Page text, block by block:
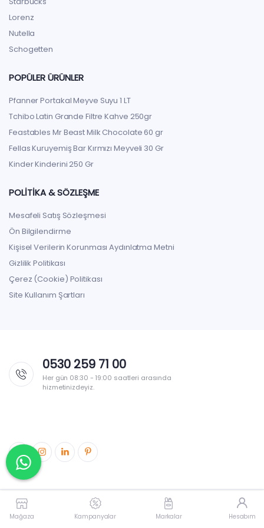
Mağaza Kampanyalar Markalar Hesabım
Lorenz
Nutella
Schogetten
POPÜLER ÜRÜNLER
Pfanner Portakal Meyve Suyu 1 LT
Tchibo Latin Grande Filtre Kahve 250gr
Feastables Mr Beast Milk Chocolate 60 gr
Fellas Kuruyemiş Bar Kırmızı Meyveli 30 Gr
Kinder Kinderini 250 Gr
POLITIKA & SÖZLEŞME
Mesafeli Satış Sözleşmesi
Ön Bilgilendirme
Kişisel Verilerin Korunması Aydınlatma Metni
Gizlilik Politikası
Çerez (Cookie) Politikası
Site Kullanım Şartları
0530 259 71 00
Her gün 08:30 - 19:00 saatleri arasında
hizmetinizdeyiz.
© 2026 markettengelse.com Tüm hakları saklıdır. |